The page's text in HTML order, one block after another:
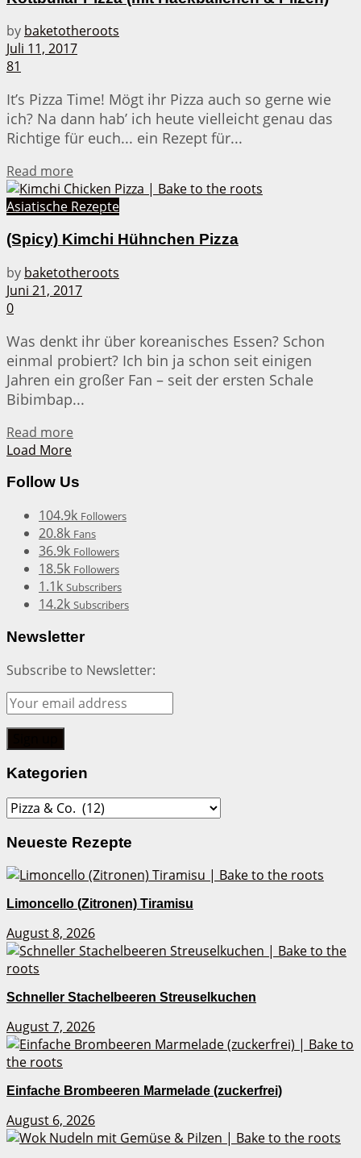
by baketotheroots
Juli 11, 2017
81
It’s Pizza Time! Mögt ihr Pizza auch so gerne wie
ich? Na dann hab’ ich heute vielleicht genau das
Richtige für euch... ein Rezept für...
Read more
Asiatische Rezepte
(Spicy) Kimchi Hühnchen Pizza
by baketotheroots
Juni 21, 2017
0
Was denkt ihr über koreanisches Essen? Schon
einmal probiert? Ich bin ja schon seit einigen
Jahren ein großer Fan – seit der ersten Schale
Bibimbap...
Read more
Load More
Follow Us
104.9k Followers
20.8k Fans
36.9k Followers
18.5k Followers
1.1k Subscribers
14.2k Subscribers
Newsletter
Subscribe to Newsletter:
Kategorien
Kategorien
Neueste Rezepte
Limoncello (Zitronen) Tiramisu
August 8, 2026
Schneller Stachelbeeren Streuselkuchen
August 7, 2026
Einfache Brombeeren Marmelade (zuckerfrei)
August 6, 2026